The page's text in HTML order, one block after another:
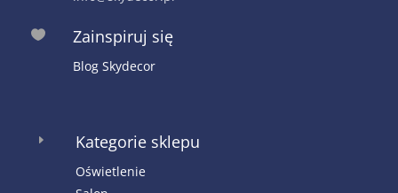
 Zainspiruj się
Blog Skydecor
E Kategorie sklepu
Oświetlenie